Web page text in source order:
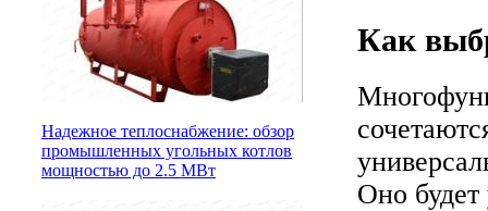
Надежное теплоснабжение: обзор
промышленных угольных котлов
мощностью до 2.5 МВт
Как
Оно будет